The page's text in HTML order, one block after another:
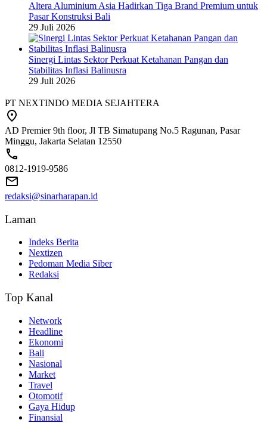
Altera Aluminium Asia Hadirkan Tiga Brand Premium untuk
Pasar Konstruksi Bali
29 Juli 2026
Sinergi Lintas Sektor Perkuat Ketahanan Pangan dan
Stabilitas Inflasi Balinusra
29 Juli 2026
PT NEXTINDO MEDIA SEJAHTERA
AD Premier 9th floor, Jl TB Simatupang No.5 Ragunan, Pasar
Minggu, Jakarta Selatan 12550
0812-1919-9586
redaksi@sinarharapan.id
Laman
Indeks Berita
Nextizen
Pedoman Media Siber
Redaksi
Top Kanal
Network
Headline
Ekonomi
Bali
Nasional
Market
Travel
Otomotif
Gaya Hidup
Finansial